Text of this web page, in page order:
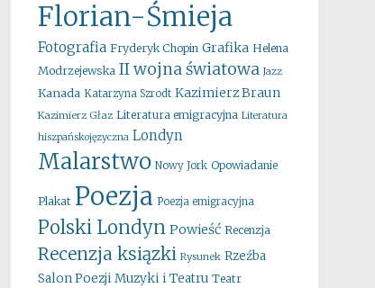
Florian-Śmieja
Fotografia Fryderyk Chopin Grafika Helena
Modrzejewska II wojna światowa Jazz
Kanada Katarzyna Szrodt Kazimierz Braun
Kazimierz Głaz Literatura emigracyjna Literatura
hiszpańskojęzyczna Londyn
Malarstwo Nowy Jork Opowiadanie
Plakat Poezja Poezja emigracyjna
Polski Londyn Powieść Recenzja
Recenzja ksiązki Rysunek Rzeźba
Salon Poezji Muzyki i Teatru Teatr